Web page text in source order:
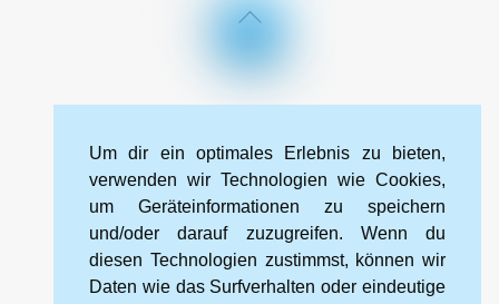
Back
Cookie-Richtlinie (EU)
Kneipp-Bund Landesverband Sachsen e. V.
Wehlener Straße 46
Um dir ein optimales Erlebnis zu bieten,
verwenden wir Technologien wie Cookies,
um Geräteinformationen zu speichern
und/oder darauf zuzugreifen. Wenn du
diesen Technologien zustimmst, können wir
Daten wie das Surfverhalten oder eindeutige